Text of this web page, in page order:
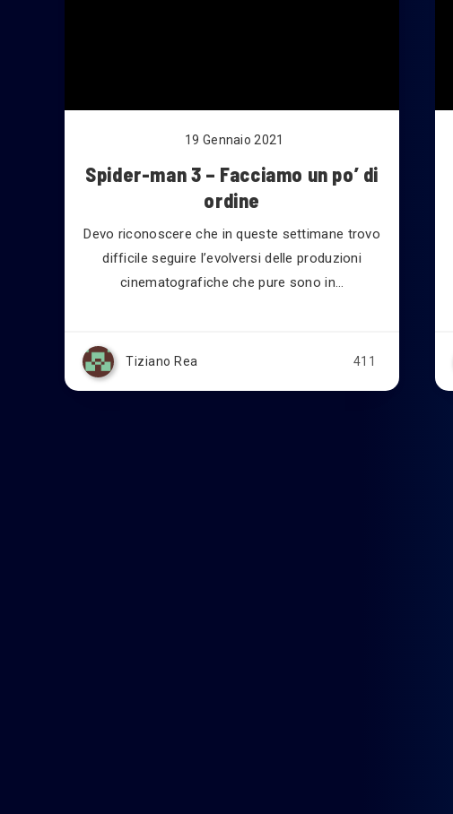
19 Gennaio 2021
Spider-man 3 – Facciamo un po’ di
ordine
Devo riconoscere che in queste settimane trovo
difficile seguire l’evolversi delle produzioni
cinematografiche che pure sono in…
Tiziano Rea 411